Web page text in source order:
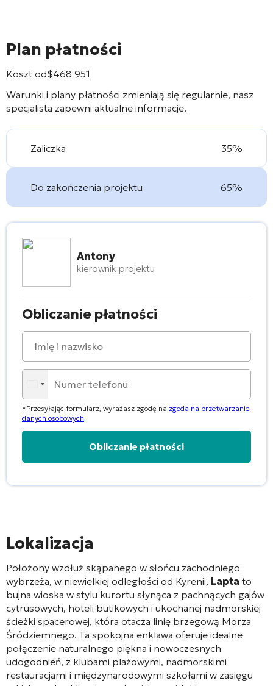
Plan płatności
Koszt od$468 951
Warunki i plany płatności zmieniają się regularnie, nasz
specjalista zapewni aktualne informacje.
Zaliczka 35%
Do zakończenia projektu 65%
Antony
kierownik projektu
Obliczanie płatności
*Przesyłając formularz, wyrażasz zgodę na zgoda na przetwarzanie
danych osobowych
Lokalizacja
Położony wzdłuż skąpanego w słońcu zachodniego
wybrzeża, w niewielkiej odległości od Kyrenii, Lapta to
bujna wioska w stylu kurortu słynąca z pachnących gajów
cytrusowych, hoteli butikowych i ukochanej nadmorskiej
ścieżki spacerowej, która otacza linię brzegową Morza
Śródziemnego. Ta spokojna enklawa oferuje idealne
połączenie naturalnego piękna i nowoczesnych
udogodnień, z klubami plażowymi, nadmorskimi
restauracjami i międzynarodowymi szkołami w zasięgu